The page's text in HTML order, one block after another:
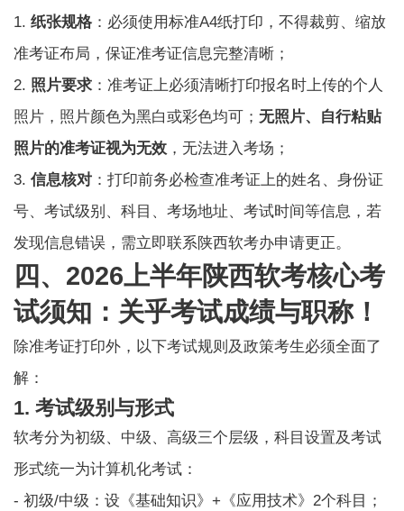
1.纸张规格 ：必须使用标准A4纸打印，不得裁剪、缩放
准考证布局，保证准考证信息完整清晰；
2. 照片要求 ：准考证上必须清晰打印报名时上传的个人
照片，照片颜色为黑白或彩色均可；无照片、自行粘贴
照片的准考证视为无效 ，无法进入考场；
3.信息核对 ：打印前务必检查准考证上的姓名、身份证
号、考试级别、科目、考场地址、考试时间等信息，若
发现信息错误，需立即联系陕西软考办申请更正。
四、2026上半年陕西软考核心考
试须知：关乎考试成绩与职称！
除准考证打印外，以下考试规则及政策考生必须全面了
解：
1. 考试级别与形式
软考分为初级、中级、高级三个层级，科目设置及考试
形式统一为计算机化考试：
- 初级/中级：设《基础知识》+《应用技术》2个科目；